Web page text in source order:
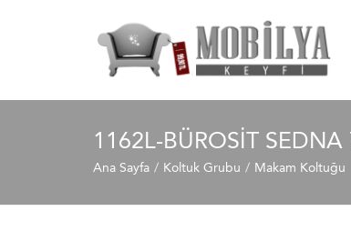
1162L-BÜROSIT SEDNA
Ana Sayfa Koltuk Grubu Makam Koltuğu